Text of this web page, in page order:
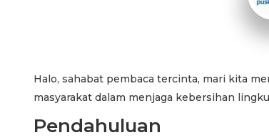
Halo, sahabat pembaca tercinta, mari kita
masyarakat dalam menjaga kebersihan
Pendahuluan